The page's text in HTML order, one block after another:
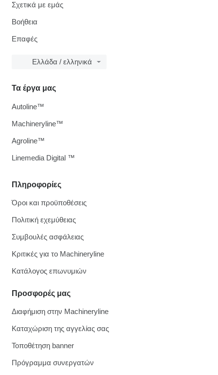
Σχετικά με εμάς
Βοήθεια
Επαφές
Ελλάδα / ελληνικά
Πληροφορίες
Όροι και προϋποθέσεις
Πολιτική εχεμύθειας
Συμβουλές ασφάλειας
Κριτικές για το Machineryline
Κατάλογος επωνυμιών
Προσφορές μας
Διαφήμιση στην Machineryline
Καταχώριση της αγγελίας σας
Τοποθέτηση banner
Πρόγραμμα συνεργατών
Τα έργα μας
Autoline™
Machineryline™
Agroline™
Linemedia Digital ™